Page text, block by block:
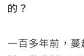
的？
一百多年前，